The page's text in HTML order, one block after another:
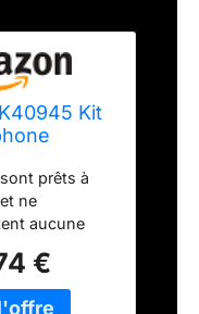
Kit
avec
mains
plaque
1
avec cadre
1 bloc
prêts à
ne
aucune
il suffit de
les appareils
€